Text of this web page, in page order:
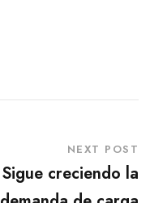
NEXT POST
Sigue creciendo la